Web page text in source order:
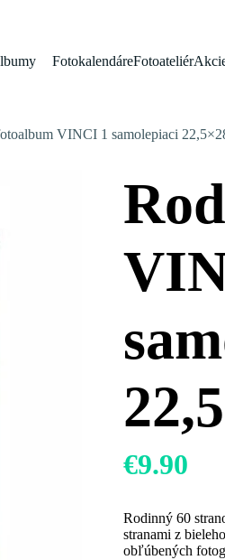
FotokalendáreFotoateliér
VINCI 1 samolepiaci
€9.90
Rodinný 60
stranami z
obľúbených